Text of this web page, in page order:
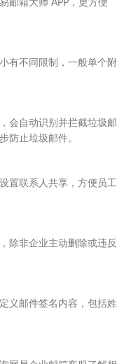
邮箱大师 APP，更方便
有不同限制，一般单个附
会自动识别并拦截垃圾邮
防止垃圾邮件。​
置联系人共享，方便员工
除非企业主动删除或违反
义邮件签名内容，包括姓